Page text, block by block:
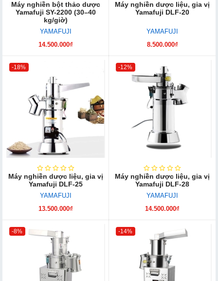
Máy nghiền bột thảo dược
Yamafuji SY-2200 (30–40
kg/giờ)
YAMAFUJI
14.500.000₫
Máy nghiền dược liệu, gia vị
Yamafuji DLF-20
YAMAFUJI
8.500.000₫
-18%
Máy nghiền dược liệu, gia vị
Yamafuji DLF-25
YAMAFUJI
13.500.000₫
-12%
Máy nghiền dược liệu, gia vị
Yamafuji DLF-28
YAMAFUJI
14.500.000₫
-8% -14%